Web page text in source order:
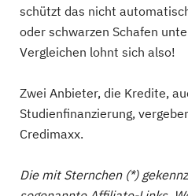
schützt das nicht
oder schwarzen Schafen
Vergleichen lohnt sich also!
Zwei Anbieter, die Kredite,
Studienfinanzierung,
Credimaxx.
Die mit Sternchen (*)